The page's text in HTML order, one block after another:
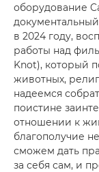
оборудование
в 2024 году,
работы над
Knot), который
животных,
надеемся
поистине
отношении к
благополучие
сможем дать
за себя сам, и